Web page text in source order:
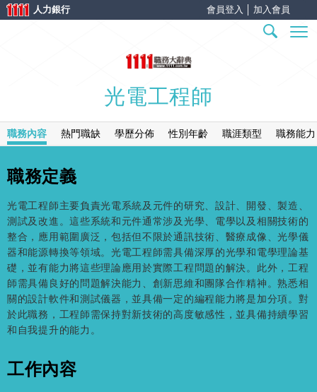
會員登入 加入會員
人力銀行
光電工程師
職務內容 熱門職缺 學歷分佈 性別年齡 職涯類型 職務能力
職務定義
光電工程師主要負責光電系統及元件的研究、設計、開發、製造、
測試及改進。這些系統和元件通常涉及光學、電學以及相關技術的
整合，應用範圍廣泛，包括但不限於通訊技術、醫療成像、光學儀
器和能源轉換等領域。光電工程師需具備深厚的光學和電學理論基
礎，並有能力將這些理論應用於實際工程問題的解決。此外，工程
師需具備良好的問題解決能力、創新思維和團隊合作精神。熟悉相
關的設計軟件和測試儀器，並具備一定的編程能力將是加分項。對
於此職務，工程師需保持對新技術的高度敏感性，並具備持續學習
和自我提升的能力。
工作內容